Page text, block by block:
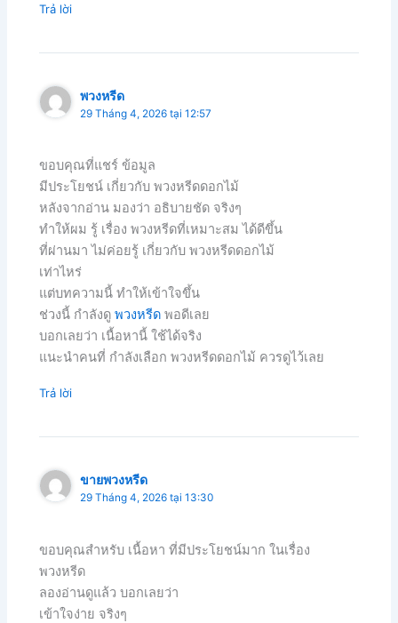
Trả lời
พวงหรีด
29 Tháng 4, 2026 tại 12:57
ขอบคุณที่แชร์ ข้อมูล
มีประโยชน์ เกี่ยวกับ พวงหรีดดอกไม้
หลังจากอ่าน มองว่า อธิบายชัด จริงๆ
ทำให้ผม รู้ เรื่อง พวงหรีดที่เหมาะสม ได้ดีขึ้น
ที่ผ่านมา ไม่ค่อยรู้ เกี่ยวกับ พวงหรีดดอกไม้
เท่าไหร่
แต่บทความนี้ ทำให้เข้าใจขึ้น
ช่วงนี้ กำลังดูพวงหรีด พอดีเลย
บอกเลยว่า เนื้อหานี้ ใช้ได้จริง
แนะนำคนที่ กำลังเลือก พวงหรีดดอกไม้ ควรดูไว้เลย
Trả lời
ขายพวงหรีด
29 Tháng 4, 2026 tại 13:30
ขอบคุณสำหรับ เนื้อหา ที่มีประโยชน์มาก ในเรื่อง
พวงหรีด
ลองอ่านดูแล้ว บอกเลยว่า
เข้าใจง่าย จริงๆ